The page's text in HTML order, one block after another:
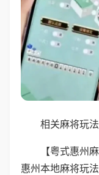
相关麻将玩
【粤式惠州
惠州本地麻将玩